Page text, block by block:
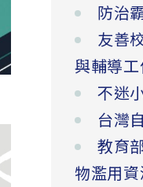
防治
友善
與輔導
不迷
台灣
教育
物濫用